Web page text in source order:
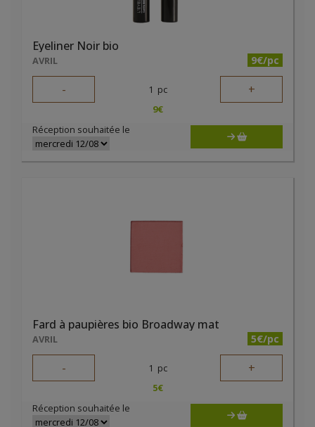
Eyeliner Noir bio
AVRIL 9€/pc
- 1 pc +
9€
Réception souhaitée le
Fard à paupières bio Broadway mat
AVRIL 5€/pc
- 1 pc +
5€
Réception souhaitée le